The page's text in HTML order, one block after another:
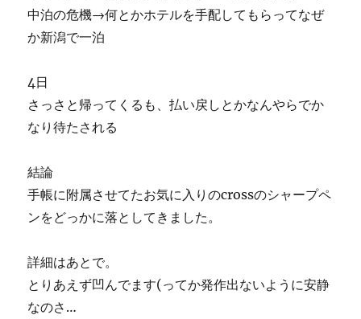
中泊の危機→何とかホテルを手配してもらってなぜ
か新潟で一泊
4日
さっさと帰ってくるも、払い戻しとかなんやらでか
なり待たされる
結論
手帳に附属させてたお気に入りのcrossのシャープペ
ンをどっかに落としてきました。
詳細はあとで。
とりあえず凹んでます(ってか発作出ないように安静
なのさ…